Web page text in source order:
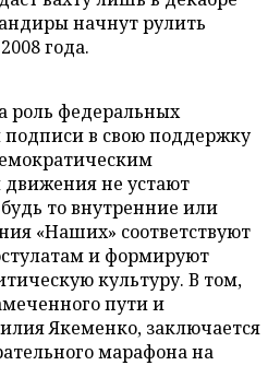
начнут рулить
года.
роль федеральных
подписи в свою поддержку
не устают
то внутренние или
«Наших» соответствуют
и формируют
культуру. В том,
пути и
Якеменко, заключается
марафона на